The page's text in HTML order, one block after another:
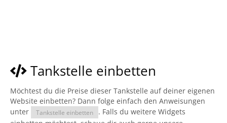
Tankstelle einbetten
Möchtest du die Preise dieser Tankstelle auf deiner eigenen
Website einbetten? Dann folge einfach den Anweisungen
unter
Tankstelle einbetten
. Falls du weitere Widgets